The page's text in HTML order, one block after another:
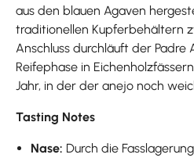
aus den blauen Agaven
traditionellen Kupferbehältern
Anschluss durchläuft der Padre
Reifephase in
Jahr, in der der anejo noch
Tasting Notes
Nase: Durch die